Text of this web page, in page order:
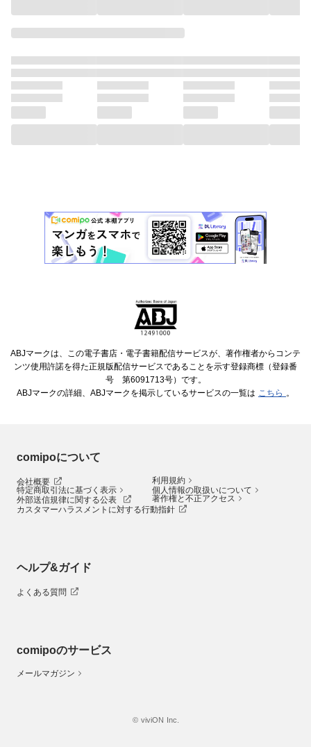
ABJマークは、この電子書店・電子書籍配信サービスが、著作権者からコンテ
ンツ使用許諾を得た正規版配信サービスであることを示す登録商標（登録番
号 第6091713号）です。
ABJマークの詳細、ABJマークを掲示しているサービスの一覧は こちら 。
comipoについて
会社概要
利用規約
特定商取引法に基づく表示
個人情報の取扱いについて
外部送信規律に関する公表
著作権と不正アクセス
カスタマーハラスメントに対する行動指針
ヘルプ&ガイド
よくある質問
comipoのサービス
メールマガジン
© viviON Inc.